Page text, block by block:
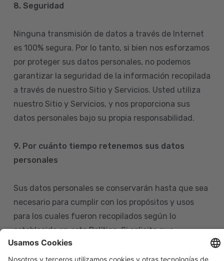
8. Seguridad
Ninguna transmisión de datos a través de Internet
es 100% segura. Por lo tanto, si bien nos esforzamos
por proteger sus datos personales, no podemos
garantizar la seguridad de la información recopilada
a través de nuestro Sitio y Servicios. Usted utiliza
nuestro Sitio y Servicios, y nos proporciona sus
datos personales bajo su propia responsabilidad.
9. Por cuánto tiempo retenemos sus datos
personales
Sus datos personales se conservarán hasta que sea
necesario para cumplir con los propósitos y usos
para los cuales fueron recopilados según lo
establecido en esta Política. Si solicita que
eliminemos sus datos personales de nuestras bases
de datos, tenga en cuenta que igualmente